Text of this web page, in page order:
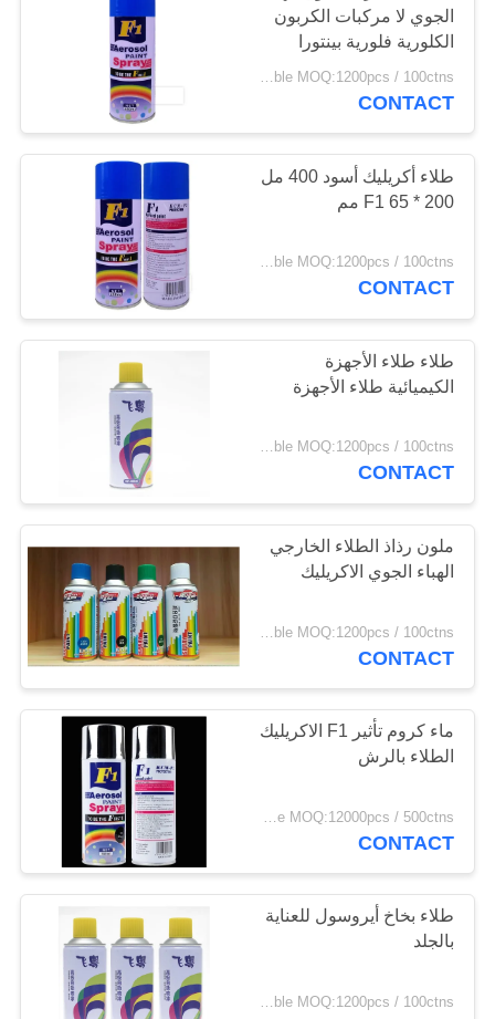
PRIVACY
POLICY
الجوي لا مركبات الكربون
الكلورية فلورية بينتورا
negotiable MOQ:1200pcs / 100ctns لكل لون
CONTACT
طلاء أكريليك أسود 400 مل
F1 65 * 200 مم
negotiable MOQ:1200pcs / 100ctns لكل لون
CONTACT
طلاء طلاء الأجهزة
الكيميائية طلاء الأجهزة
negotiable MOQ:1200pcs / 100ctns لكل لون
CONTACT
ملون رذاذ الطلاء الخارجي
الهباء الجوي الاكريليك
CONTACT
ماء كروم تأثير F1 الاكريليك
الطلاء بالرش
FOB Hongkong USD0.39-USD0.59 per piece MOQ:12000pcs / 500ctns
CONTACT
طلاء بخاخ أيروسول للعناية
بالجلد
negotiable MOQ:1200pcs / 100ctns لكل لون